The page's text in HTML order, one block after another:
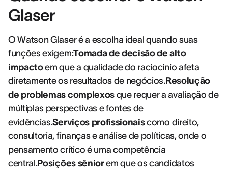
Glaser
O Watson Glaser é a escolha ideal quando suas
funções exigem:Tomada de decisão de alto
impactoem que a qualidade do raciocínio afeta
diretamente os resultados de negócios.Resolução
de problemas complexosque requer a avaliação de
múltiplas perspectivas e fontes de
evidências.Serviços profissionaiscomo direito,
consultoria, finanças e análise de políticas, onde o
pensamento crítico é uma competência
central.Posições sêniorem que os candidatos